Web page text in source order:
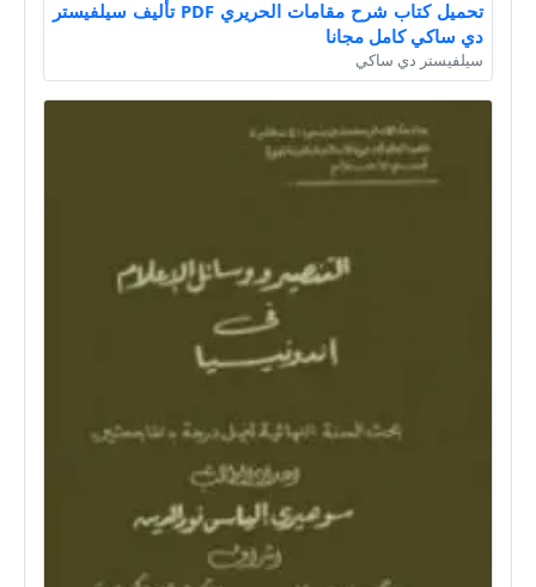
تحميل كتاب شرح مقامات الحريري PDF تأليف سيلفيستر
دي ساكي كامل مجانا
سيلفيستر دي ساكي